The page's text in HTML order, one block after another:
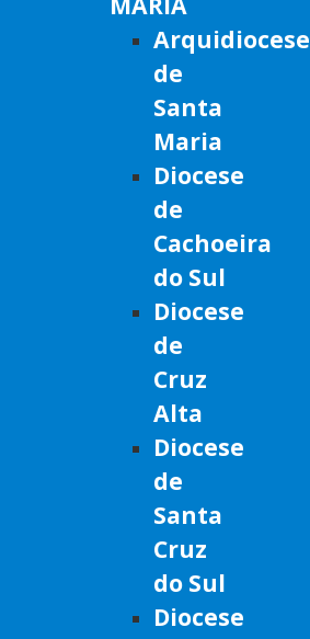
Arquidiocese
de
Santa
Maria
Diocese
de
Cachoeira
do Sul
Diocese
de
Cruz
Alta
Diocese
de
Santa
Cruz
do Sul
Diocese